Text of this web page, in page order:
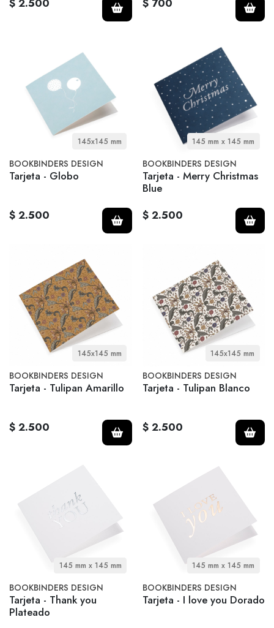
145x145 mm
BOOKBINDERS DESIGN
Tarjeta - Globo
$ 2.500
145 mm x 145 mm
BOOKBINDERS DESIGN
Tarjeta - Merry Christmas
Blue
$ 2.500
145x145 mm
BOOKBINDERS DESIGN
Tarjeta - Tulipan Amarillo
$ 2.500
145x145 mm
BOOKBINDERS DESIGN
Tarjeta - Tulipan Blanco
$ 2.500
145 mm x 145 mm
BOOKBINDERS DESIGN
Tarjeta - Thank you
Plateado
145 mm x 145 mm
BOOKBINDERS DESIGN
Tarjeta - I love you Dorado